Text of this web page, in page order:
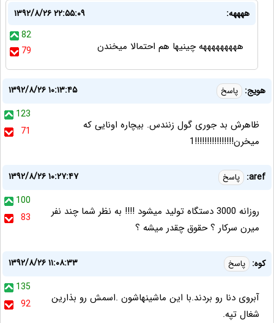
ههههه:
۱۳۹۲/۸/۲۶ ۲۲:۵۵:۰۹
82
79
هههههههههه چینیها هم احتمالا میخندن
هویج: پاسخ
۱۳۹۲/۸/۲۶ ۱۰:۱۳:۴۵
123
71
ظاهرش بد جوری گول زنندس. بیچاره اونایی که
میخرن!!!!!!!!!!!!!!!!1
aref: پاسخ
۱۳۹۲/۸/۲۶ ۱۰:۲۷:۴۷
100
83
روزانه 3000 دستگاه تولید میشود !!!! به نظر شما چند نفر
میرن سرکار ؟ حقوق چقدر میشه ؟
کوه: پاسخ
۱۳۹۲/۸/۲۶ ۱۱:۰۸:۳۳
135
92
آبروی دنا رو بردند.با این ماشینهاشون .اسمش رو بذارین
شغال تپه.